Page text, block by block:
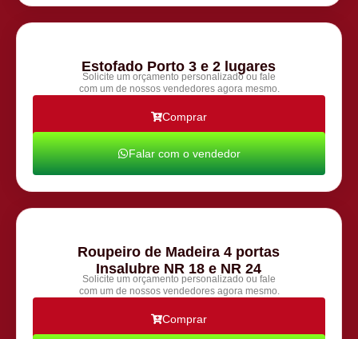
Estofado Porto 3 e 2 lugares
Solicite um orçamento personalizado ou fale
com um de nossos vendedores agora mesmo.
Comprar
Falar com o vendedor
Roupeiro de Madeira 4 portas
Insalubre NR 18 e NR 24
Solicite um orçamento personalizado ou fale
com um de nossos vendedores agora mesmo.
Comprar